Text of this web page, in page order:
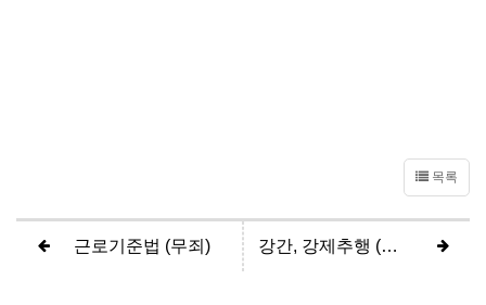
목록
근로기준법 (무죄) 강간, 강제추행 (원심파기, 구속피고인 항소심 집행유예)